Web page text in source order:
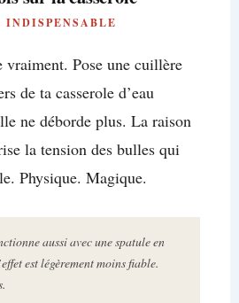
INDISPENSABLE
vraiment. Pose une cuillère
de ta casserole d’eau
ne déborde plus. La raison
la tension des bulles qui
Physique. Magique.
aussi avec une spatule en
est légèrement moins fiable.